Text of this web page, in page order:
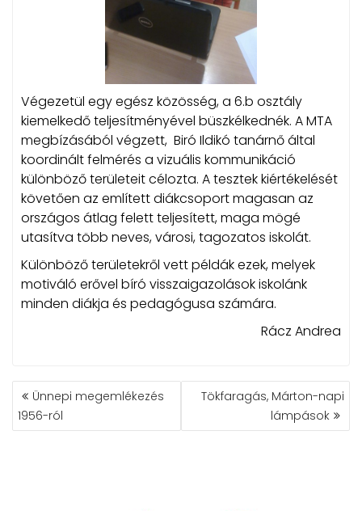
Végezetül egy egész közösség, a 6.b osztály
kiemelkedő teljesítményével büszkélkednék. A MTA
megbízásából végzett, Biró Ildikó tanárnő által
koordinált felmérés a vizuális kommunikáció
különböző területeit célozta. A tesztek kiértékelését
követően az említett diákcsoport magasan az
országos átlag felett teljesített, maga mögé
utasítva több neves, városi, tagozatos iskolát.
Különböző területekről vett példák ezek, melyek
motiváló erővel bíró visszaigazolások iskolánk
minden diákja és pedagógusa számára.
Rácz Andrea
BEJEGYZÉS
NAVIGÁCIÓ
Ünnepi megemlékezés
1956-ról
Tökfaragás, Márton-napi
lámpások